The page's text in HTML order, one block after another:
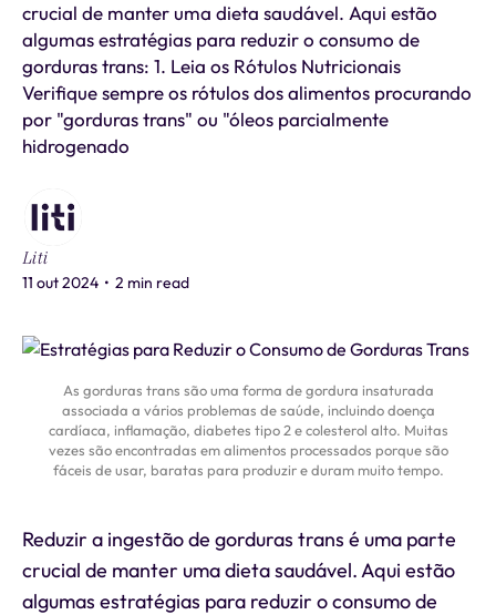
crucial de manter uma dieta saudável. Aqui estão
algumas estratégias para reduzir o consumo de
gorduras trans: 1. Leia os Rótulos Nutricionais
Verifique sempre os rótulos dos alimentos procurando
por "gorduras trans" ou "óleos parcialmente
hidrogenado
Liti
11 out 2024 • 2 min read
As gorduras trans são uma forma de gordura insaturada
associada a vários problemas de saúde, incluindo doença
cardíaca, inflamação, diabetes tipo 2 e colesterol alto. Muitas
vezes são encontradas em alimentos processados porque são
fáceis de usar, baratas para produzir e duram muito tempo.
Reduzir a ingestão de gorduras trans é uma parte
crucial de manter uma dieta saudável. Aqui estão
algumas estratégias para reduzir o consumo de